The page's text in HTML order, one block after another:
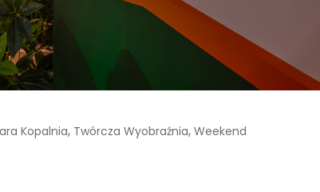
Kopalnia, Twórcza Wyobraźnia, Weekend